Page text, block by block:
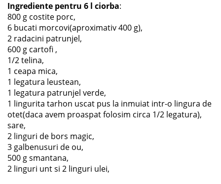
Ingrediente pentru 6 l ciorba:
800 g costite porc,
6 bucati morcovi(aproximativ 400 g),
2 radacini patrunjel,
600 g cartofi ,
1/2 telina,
1 ceapa mica,
1 legatura leustean,
1 legatura patrunjel verde,
1 lingurita tarhon uscat pus la inmuiat intr-o lingura de
otet(daca avem proaspat folosim circa 1/2 legatura),
sare,
2 linguri de bors magic,
3 galbenusuri de ou,
500 g smantana,
2 linguri unt si 2 linguri ulei,